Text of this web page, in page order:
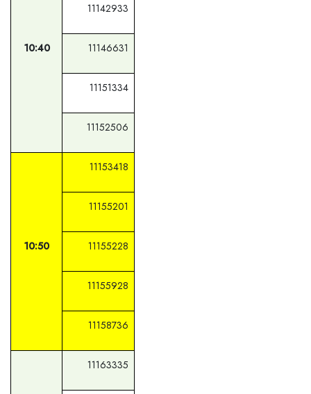
10:40
11142933
11146631
11151334
11152506
10:50
11153418
11155201
11155228
11155928
11158736
11163335